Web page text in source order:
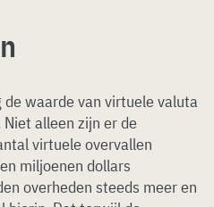
waarde van virtuele valuta
alleen zijn er de
virtuele overvallen
miljoenen dollars
overheden steeds meer en